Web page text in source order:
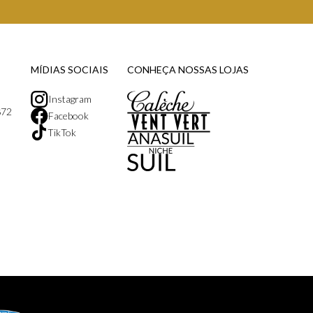
MÍDIAS SOCIAIS
Instagram
Facebook
TikTok
CONHEÇA NOSSAS LOJAS